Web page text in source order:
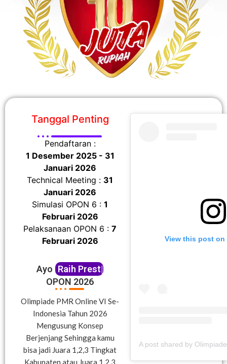
Tanggal Penting
Pendaftaran :
1 Desember 2025 - 31
Januari 2026
Technical Meeting : 31
Januari 2026
Simulasi OPON 6 :1
Februari 2026
Pelaksanaan OPON 6 :7
Februari 2026
Ayo Raih Prestasi
OPON 2026
Olimpiade PMR Online VI Se-
Indonesia Tahun 2026
Mengusung Konsep
Berjenjang Sehingga kamu
bisa jadi Juara 1,2,3 Tingkat
Kabupaten atau Juara 1,2,3
View this post on